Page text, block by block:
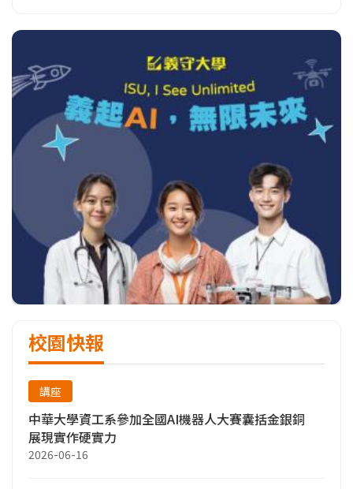
校園快報
講座
中華大學資工系參加全國AI機器人大賽囊括金銀銅
展現實作硬實力
2026-06-16